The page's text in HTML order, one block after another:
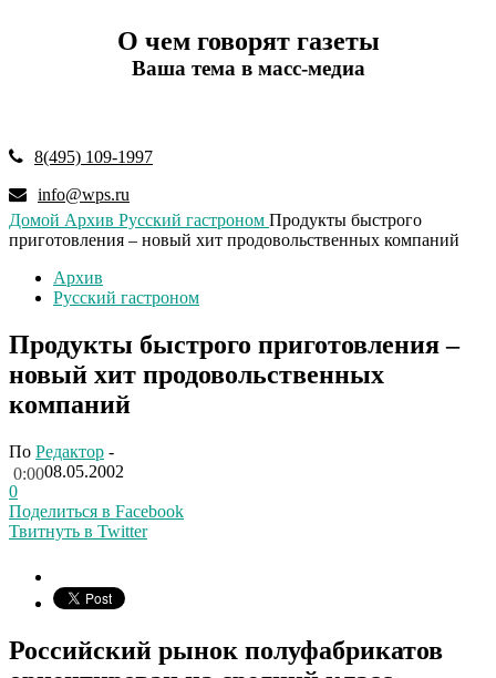
О чем говорят газеты
Ваша тема в масс-медиа
8(495) 109-1997
info@wps.ru
Домой Архив Русский гастроном Продукты быстрого
приготовления – новый хит продовольственных компаний
Архив
Русский гастроном
Продукты быстрого приготовления –
новый хит продовольственных
компаний
По Редактор -
08.05.2002
0:00
0
Поделиться в Facebook
Твитнуть в Twitter
Российский рынок полуфабрикатов